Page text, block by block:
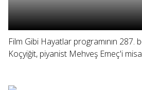
Film Gibi Hayatlar programının 287.
Koçyiğit, piyanist Mehveş Emeç'i